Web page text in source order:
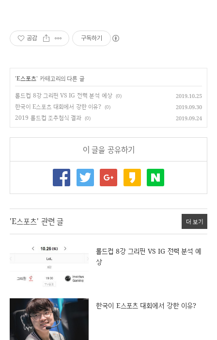
공감 구독하기
'E스포츠' 카테고리의 다른 글
롤드컵 8강 그리핀 VS IG 전력 분석 예상 (0) 2019.10.25
한국이 E스포츠 대회에서 강한 이유? (0) 2019.09.30
2019 롤드컵 조추첨식 결과 (0) 2019.09.24
이 글을 공유하기
'E스포츠' 관련 글 더 보기
롤드컵 8강 그리핀 VS IG 전력 분석 예
상
한국이 E스포츠 대회에서 강한 이유?